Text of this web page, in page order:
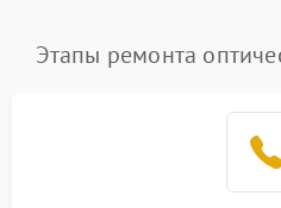
Этапы ремонта